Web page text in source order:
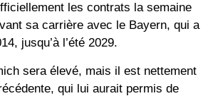
les contrats la semaine
sa carrière avec le Bayern, qui a
jusqu’à l’été 2029.
sera élevé, mais il est nettement
qui lui aurait permis de